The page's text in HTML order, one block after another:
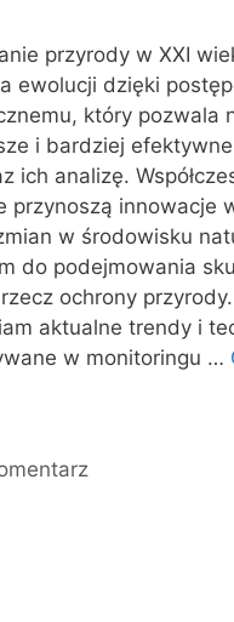
przyrody w XXI
ewolucji dzięki
który pozwala
i bardziej
ich analizę.
przynoszą innowacje
w środowisku
do podejmowania
ochrony
aktualne trendy i
w monitoringu …